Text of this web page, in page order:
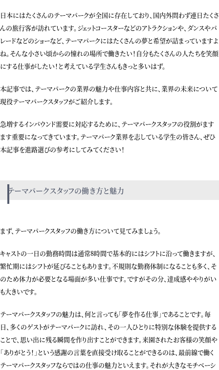
日本にはたくさんのテーマパークが全国に存在しており、国内外問わず連日たくさ
んの旅行客が訪れています。ジェットコースターなどのアトラクションや、ダンスやパ
レードなどのショーなど、テーマパークにはたくさんの夢と希望が詰まっていますよ
ね。そんな小さい頃からの憧れの場所で働きたい！自分もたくさんの人たちを笑顔
にする仕事がしたい！と考えている学生さんもきっと多いはず。
本記事では、テーマパークの業界の魅力や仕事内容と共に、業界の未来について
現役テーマパークスタッフがご紹介します。
急増するインバウンド需要に対応するために、テーマパークスタッフの役割がます
ます重要になってきています。テーマパーク業界を志している学生の皆さん、ぜひ
本記事を進路選びの参考にしてみてください！
テーマパークスタッフの働き方と魅力
まず、テーマパークスタッフの働き方について見てみましょう。
キャストの一日の勤務時間は通常8時間で基本的にはシフトに沿って働きますが、
繁忙期にはシフトが延びることもあります。不規則な勤務体制になることも多く、そ
のため体力が必要となる場面が多い仕事です。ですがその分、達成感ややりがい
も大きいです。
テーマパークスタッフの魅力は、何と言っても「夢を作る仕事」であることです。毎
日、多くのゲストがテーマパークに訪れ、その一人ひとりに特別な体験を提供する
ことで、思い出に残る瞬間を作り出すことができます。来園されたお客様の笑顔や
「ありがとう！」という感謝の言葉を直接受け取ることができるのは、最前線で働く
テーマパークスタッフならではの仕事の魅力といえます。それが大きなモチベーシ